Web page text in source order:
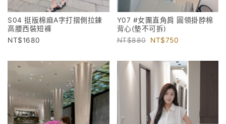
S04 挺版棉麻A字打摺側拉鍊
高腰西裝短褲
1680
Y07 #女團直角肩 圓領掛脖棉
背心(墊不可拆)
880
750